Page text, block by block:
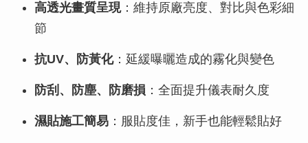
高透光畫質呈現：維持原廠亮度、對比與色彩細
節
抗UV、防黃化：延緩曝曬造成的霧化與變色
防刮、防塵、防磨損 ：全面提升儀表耐久度
濕貼施工簡易 ：服貼度佳，新手也能輕鬆貼好